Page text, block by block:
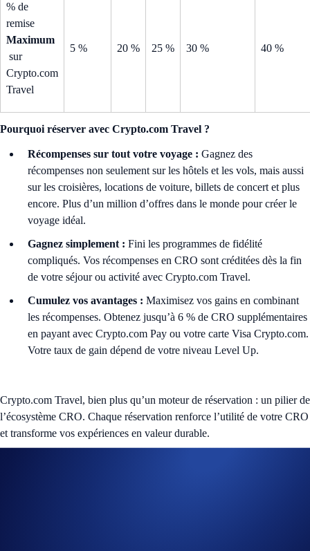
% de
remise
Maximum
sur
Crypto.com
Travel
5 % 20 % 25 % 30 % 40 %
Pourquoi réserver avec Crypto.com Travel ?
Récompenses sur tout votre voyage : Gagnez des
récompenses non seulement sur les hôtels et les vols, mais aussi
sur les croisières, locations de voiture, billets de concert et plus
encore. Plus d’un million d’offres dans le monde pour créer le
voyage idéal.
Gagnez simplement : Fini les programmes de fidélité
compliqués. Vos récompenses en CRO sont créditées dès la fin
de votre séjour ou activité avec Crypto.com Travel.
Cumulez vos avantages : Maximisez vos gains en combinant
les récompenses. Obtenez jusqu’à 6 % de CRO supplémentaires
en payant avec Crypto.com Pay ou votre carte Visa Crypto.com.
Votre taux de gain dépend de votre niveau Level Up.
Crypto.com Travel, bien plus qu’un moteur de réservation : un pilier de
l’écosystème CRO. Chaque réservation renforce l’utilité de votre CRO
et transforme vos expériences en valeur durable.